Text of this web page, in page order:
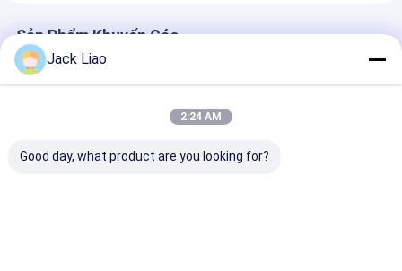
Sản Phẩm Khuyến Cáo
Jack Liao
2:24 AM
Good day, what product are you looking for?